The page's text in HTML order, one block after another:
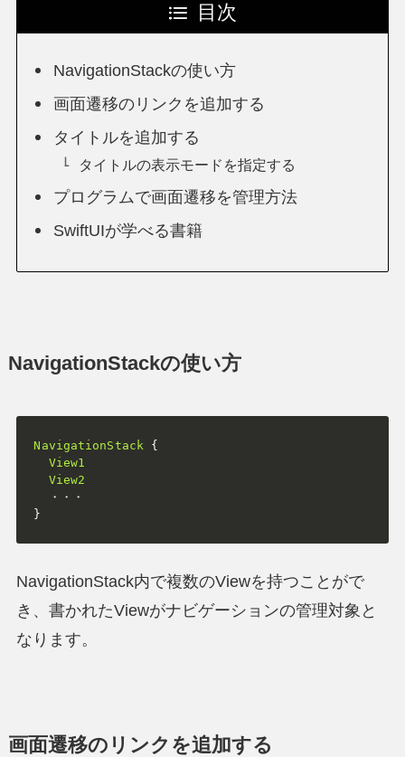
目次
NavigationStackの使い方
画面遷移のリンクを追加する
タイトルを追加する
タイトルの表示モードを指定する
プログラムで画面遷移を管理方法
SwiftUIが学べる書籍
NavigationStackの使い方
NavigationStack
{
View1
View2
}
NavigationStack内で複数のViewを持つことがで
き、書かれたViewがナビゲーションの管理対象と
なります。
画面遷移のリンクを追加する